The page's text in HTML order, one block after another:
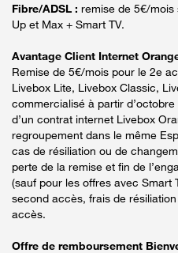
Fibre/ADSL : remise de 5€/mois
Up et Max + Smart TV.
Avantage Client Internet
Remise de 5€/mois pour le 2e
Livebox Lite, Livebox Classic,
commercialisé à partir
d’un contrat internet Livebox
regroupement dans le même
cas de résiliation ou de
perte de la remise et fin de
(sauf pour les offres avec Smart
second accès, frais de
accès.
Offre de remboursement